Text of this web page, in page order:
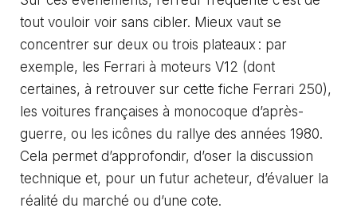
tout vouloir voir sans cibler. Mieux vaut se
concentrer sur deux ou trois plateaux : par
exemple, les Ferrari à moteurs V12 (dont
certaines, à retrouver sur cette fiche Ferrari 250),
les voitures françaises à monocoque d’après-
guerre, ou les icônes du rallye des années 1980.
Cela permet d’approfondir, d’oser la discussion
technique et, pour un futur acheteur, d’évaluer la
réalité du marché ou d’une cote.